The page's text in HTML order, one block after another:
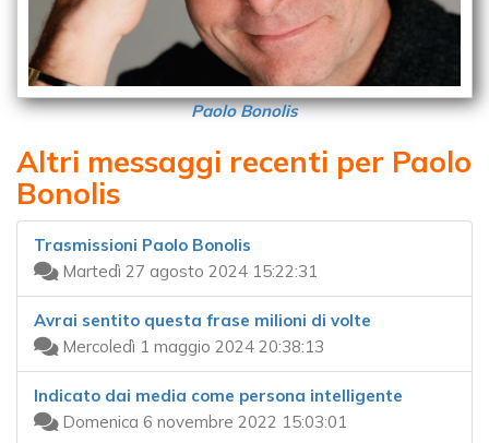
Paolo Bonolis
Altri messaggi recenti per Paolo
Bonolis
Trasmissioni Paolo Bonolis
Martedì 27 agosto 2024 15:22:31
Avrai sentito questa frase milioni di volte
Mercoledì 1 maggio 2024 20:38:13
Indicato dai media come persona intelligente
Domenica 6 novembre 2022 15:03:01